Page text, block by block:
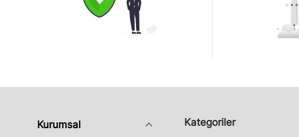
Kurumsal keyboard_arrow_down Kategoriler